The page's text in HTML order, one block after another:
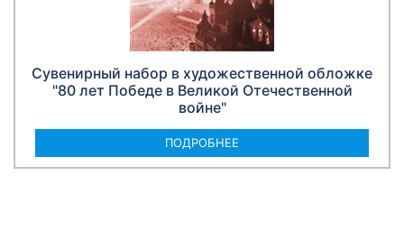
Сувенирный набор в художественной обложке
"80 лет Победе в Великой Отечественной
войне"
ПОДРОБНЕЕ